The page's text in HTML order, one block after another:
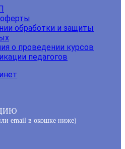
обработки и защиты
о проведении курсов
педагогов
email в окошке ниже)